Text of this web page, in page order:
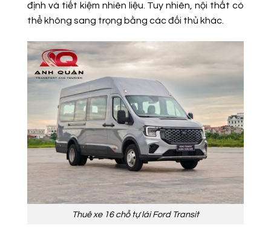
định và tiết kiệm nhiên liệu. Tuy nhiên, nội thất có
thể không sang trọng bằng các đối thủ khác.
Thuê xe 16 chỗ tự lái Ford Transit